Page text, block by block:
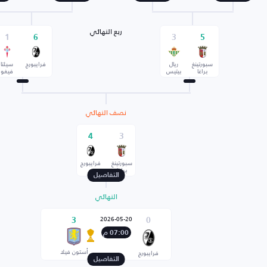
ربع النهائي 5
سبورتينغ
براغا
3
ريال
بيتيس
6
فرايبورج
1
سيلتا
فيغو
نصف النهائي
3
سبورتينغ
براغا
4
فرايبورج
التفاصيل
النهائي
0
فرايبورج
2026-05-20
07:00 م
3
أستون فيلا
التفاصيل